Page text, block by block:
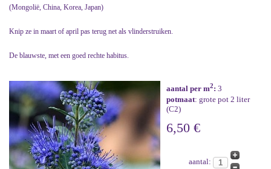
(Mongolië, China, Korea, Japan)
Knip ze in maart of april pas terug net als vlinderstruiken.
De blauwste, met een goed rechte habitus.
aantal per m2: 3
potmaat: grote pot 2 liter
(C2)
6,50 €
aantal: